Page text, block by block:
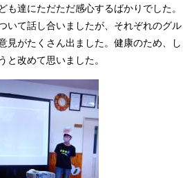
も達にただただ感心するばかりでした。
いて話し合いましたが、それぞれのグル
見がたくさん出ました。健康のため、し
と改めて思いました。